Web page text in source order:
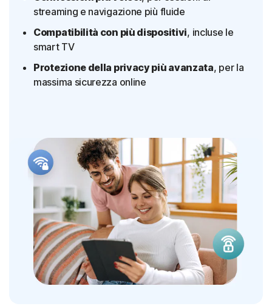
streaming e navigazione più fluide
Compatibilità con più dispositivi, incluse le
smart TV
Protezione della privacy più avanzata, per la
massima sicurezza online